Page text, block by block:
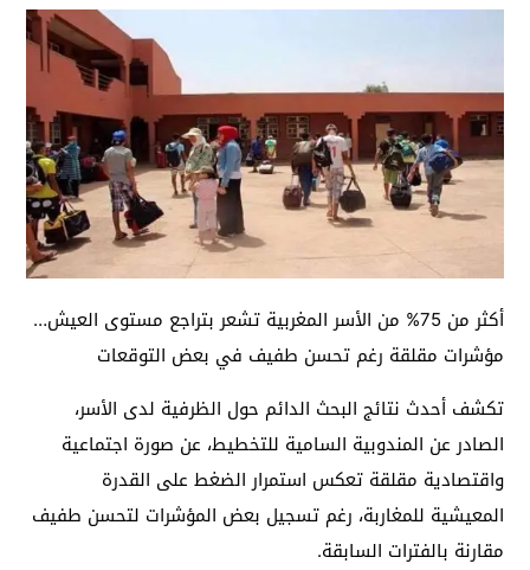
أكثر من 75% من الأسر المغربية تشعر بتراجع مستوى العيش…
مؤشرات مقلقة رغم تحسن طفيف في بعض التوقعات
تكشف أحدث نتائج البحث الدائم حول الظرفية لدى الأسر،
الصادر عن المندوبية السامية للتخطيط، عن صورة اجتماعية
واقتصادية مقلقة تعكس استمرار الضغط على القدرة
المعيشية للمغاربة، رغم تسجيل بعض المؤشرات لتحسن طفيف
مقارنة بالفترات السابقة.